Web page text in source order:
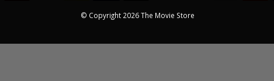
© Copyright 2026 The Movie Store